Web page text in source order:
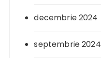
decembrie 2024
septembrie 2024